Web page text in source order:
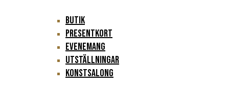
Butik
Presentkort
Evenemang
Utställningar
Konstsalong